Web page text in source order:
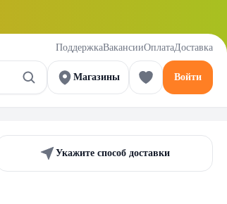
ПоддержкаВакансииОплатаДоставка
Магазины Войти
Укажите способ доставки